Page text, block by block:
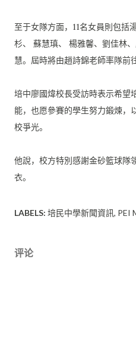
至于女隊方面，11名女員則包括
杉、 蘇慧瑱、 楊雅馨、劉佳林
慧。 屆時將由趙詩錦老師率隊前往
培中廖國煒校長受訪時表示希望
能， 也愿參賽的學生努力鍛煉，
校爭光。
他說，校方特別感謝金砂籃球隊
衣。
LABELS: 培民中學新聞資訊 PEI
评论